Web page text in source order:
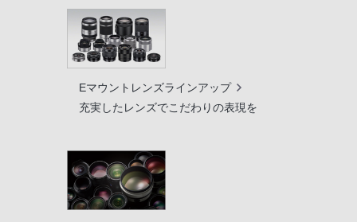
Eマウントレンズラインアップ
充実したレンズでこだわりの表現を